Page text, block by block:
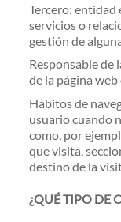
Tercero:
servicios o
gestión de
Responsable de
de la página
Hábitos de
usuario cuando
como, por
que visita,
destino de la
¿QUÉ TIPO DE